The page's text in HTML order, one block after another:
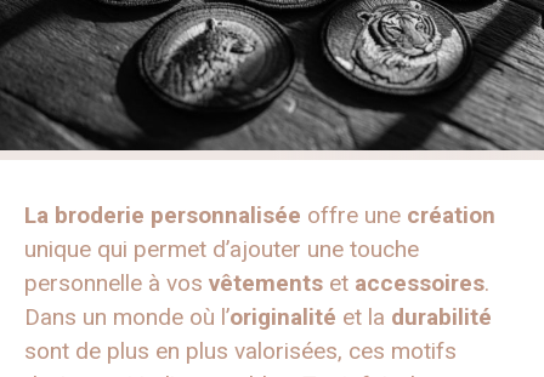
La broderie personnalisée offre une création
unique qui permet d’ajouter une touche
personnelle à vos vêtements et accessoires.
Dans un monde où l’originalité et la durabilité
sont de plus en plus valorisées, ces motifs